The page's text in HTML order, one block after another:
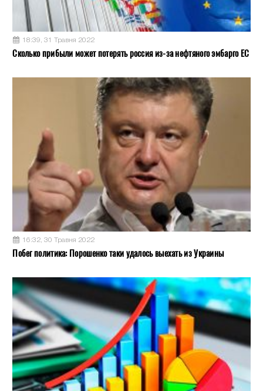
18:39, 31 Травня 2022
Сколько прибыли может потерять россия из-за нефтяного эмбарго ЕС
16:32, 30 Травня 2022
Побег политика: Порошенко таки удалось выехать из Украины